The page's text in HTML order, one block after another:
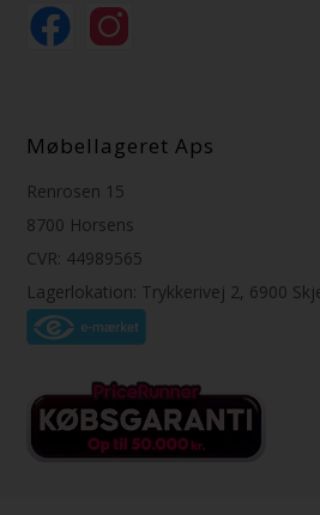
Møbellageret Aps
Renrosen 15
8700 Horsens
CVR: 44989565
Lagerlokation: Trykkerivej 2, 6900